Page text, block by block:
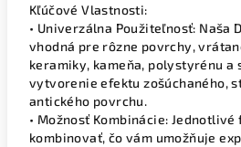
Kľúčové Vlastnosti:
• Univerzálna Použiteľnosť: Naša
vhodná pre rôzne povrchy,
keramiky, kameňa, polystyrénu a
vytvorenie efektu zošúchaného,
antického povrchu.
• Možnosť Kombinácie:
kombinovať, čo vám umožňuje